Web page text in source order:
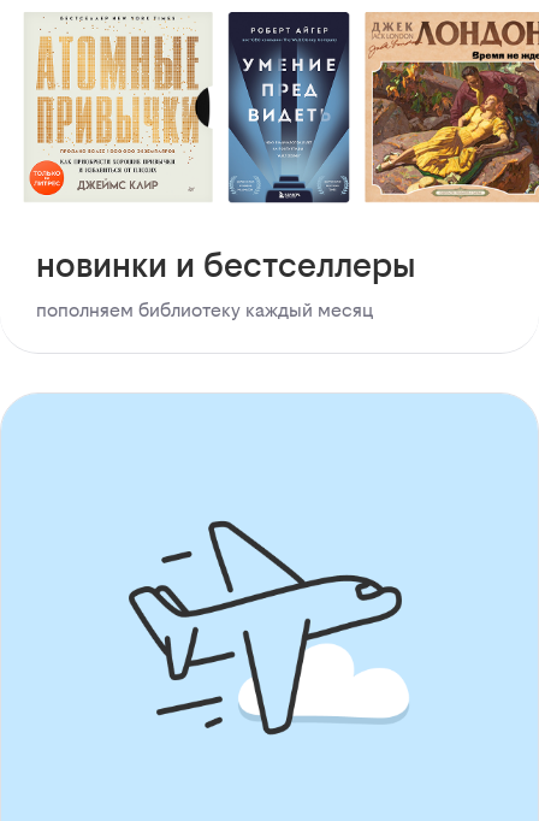
новинки и бестселлеры
пополняем библиотеку каждый месяц